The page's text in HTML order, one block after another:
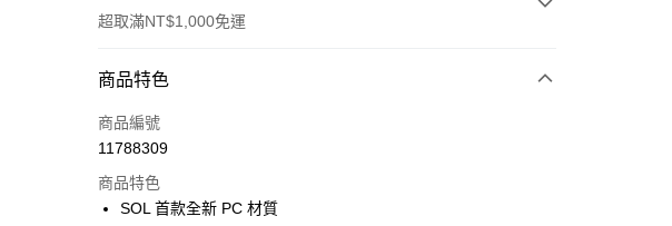
超取滿NT$1,000免運
付款方式
信用卡一次付款
Apple Pay
商品特色
商品編號
11788309
商品特色
SOL 首款全新 PC 材質